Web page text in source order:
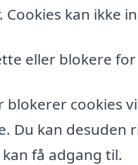
kan ikke
eller blokere for
blokerer cookies
Du kan desuden
få adgang til.